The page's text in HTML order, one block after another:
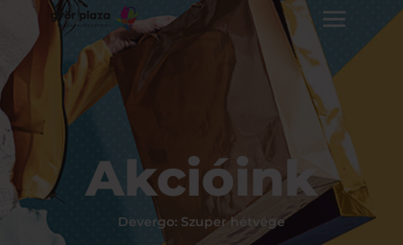
Akcióink
Devergo: Szuper hétvége